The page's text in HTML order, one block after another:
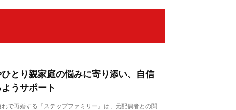
とり親家庭の悩みに寄り添い、自信
うサポート
で再婚する『ステップファミリー』は、元配偶者との関